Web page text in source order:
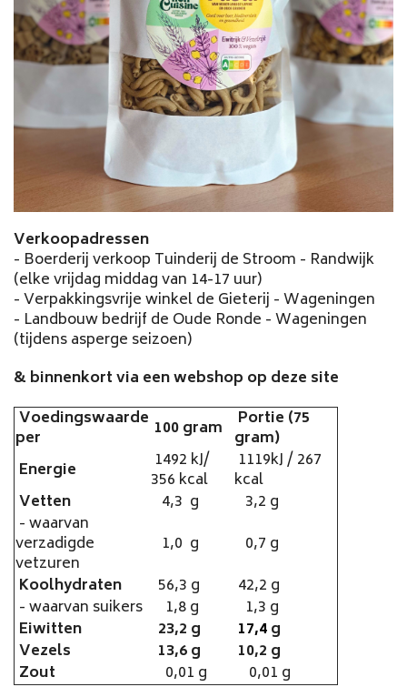
Verkoopadressen
- Boerderij verkoop Tuinderij de Stroom - Randwijk
(elke vrijdag middag van 14-17 uur)
- Verpakkingsvrije winkel de Gieterij - Wageningen
- Landbouw bedrijf de Oude Ronde - Wageningen
(tijdens asperge seizoen)
& binnenkort via een webshop op deze site
Voedingswaarde
per 100 gram Portie (75
gram)
Energie
1492 kJ/
356 kcal
1119kJ / 267
kcal
Vetten
4,3 g
3,2 g
- waarvan
verzadigde
vetzuren
1,0 g
0,7 g
Koolhydraten
56,3 g
42,2 g
- waarvan suikers
1,8 g
1,3 g
Eiwitten
23,2 g 17,4g
Vezels
13,6 g
10,2 g
Zout
0,01 g
0,01 g